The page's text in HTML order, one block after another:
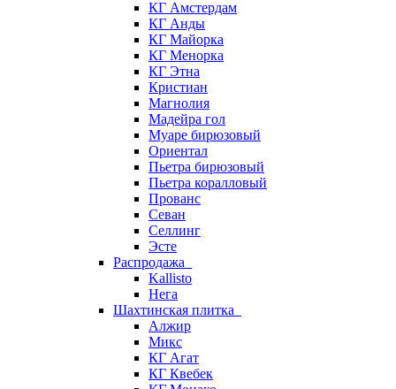
КГ Амстердам
КГ Анды
КГ Майорка
КГ Менорка
КГ Этна
Кристиан
Магнолия
Мадейра гол
Муаре бирюзовый
Ориентал
Пьетра бирюзовый
Пьетра коралловый
Прованс
Севан
Селлинг
Эсте
Распродажа
Kallisto
Нега
Шахтинская плитка
Алжир
Микс
КГ Агат
КГ Квебек